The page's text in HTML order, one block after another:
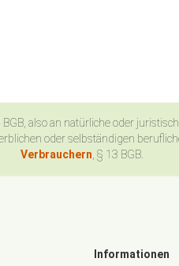
BGB, also an natürliche oder
oder selbständigen
Verbrauchern , § 13 BGB.
Informationen